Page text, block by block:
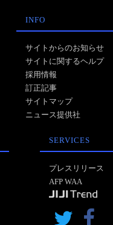
INFO
サイトからのお知らせ
サイトに関するヘルプ
採用情報
訂正記事
サイトマップ
ニュース提供社
SERVICES
プレスリリース
AFP WAA